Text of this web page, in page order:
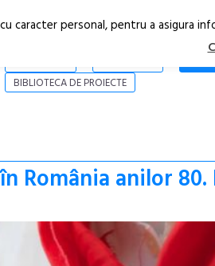
BIBLIOTECA DE PROIECTE
România anilor
caracter personal, pentru a asigura